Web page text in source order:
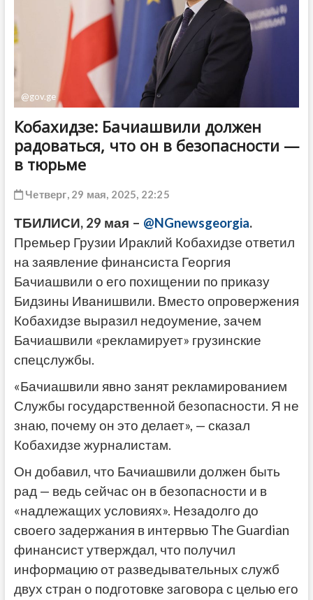
@gov.ge
Кобахидзе: Бачиашвили должен
радоваться, что он в безопасности —
в тюрьме
Четверг, 29 мая, 2025, 22:25
ТБИЛИСИ, 29 мая – @NGnewsgeorgia.
Премьер Грузии Ираклий Кобахидзе ответил
на заявление финансиста Георгия
Бачиашвили о его похищении по приказу
Бидзины Иванишвили. Вместо опровержения
Кобахидзе выразил недоумение, зачем
Бачиашвили «рекламирует» грузинские
спецслужбы.
«Бачиашвили явно занят рекламированием
Службы государственной безопасности. Я не
знаю, почему он это делает», — сказал
Кобахидзе журналистам.
Он добавил, что Бачиашвили должен быть
рад — ведь сейчас он в безопасности и в
«надлежащих условиях». Незадолго до
своего задержания в интервью The Guardian
финансист утверждал, что получил
информацию от разведывательных служб
двух стран о подготовке заговора с целью его